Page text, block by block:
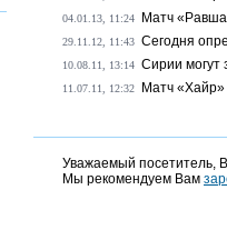
04.01.13, 11:24 Матч
29.11.12, 11:43 Сегодня
10.08.11, 13:14 Сирии могут
11.07.11, 12:32 Матч «Хайр»
Уважаемый посетитель,
Мы рекомендуем Вам